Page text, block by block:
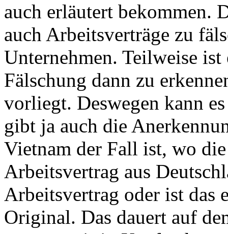
auch erläutert bekommen.
auch Arbeitsverträge zu
Unternehmen. Teilweise ist
Fälschung dann zu
vorliegt. Deswegen kann
gibt ja auch die
Vietnam der Fall ist, wo
Arbeitsvertrag aus
Arbeitsvertrag oder ist das
Original. Das dauert auf